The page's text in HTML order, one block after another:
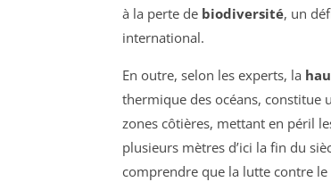
à la perte de biodiversité, un
international.
En outre, selon les experts, la
thermique des océans, constitue
zones côtières, mettant en péril
plusieurs mètres d’ici la fin du
comprendre que la lutte contre le